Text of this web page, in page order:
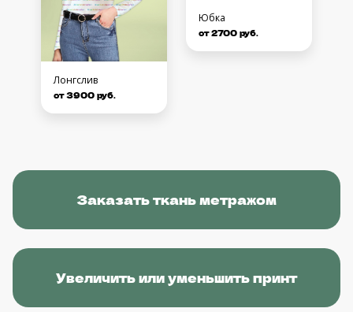
Лонгслив
от 3900 руб.
Юбка
от 2700 руб.
Заказать ткань метражом
Увеличить или уменьшить принт